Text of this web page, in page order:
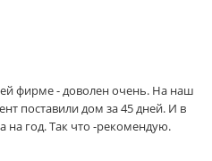
фирме - доволен очень. На наш
поставили дом за 45 дней. И в
на год. Так что -рекомендую.